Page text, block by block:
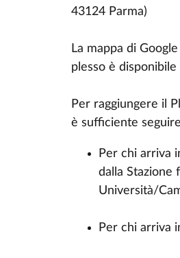
43124 Parma)
La mappa di
plesso è disponibile
Per raggiungere il
è sufficiente
Per chi arriva
dalla Stazione
Università/
Per chi arriva